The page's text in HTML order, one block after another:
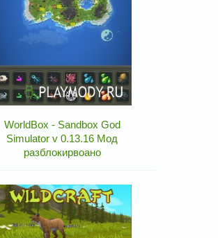
WorldBox - Sandbox God
Simulator v 0.13.16 Мод
разблокирвоано